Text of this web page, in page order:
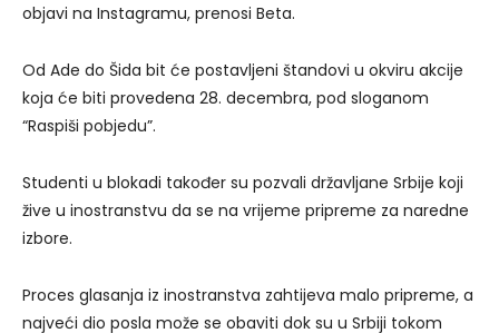
objavi na Instagramu, prenosi Beta.
Od Ade do Šida bit će postavljeni štandovi u okviru akcije
koja će biti provedena 28. decembra, pod sloganom
“Raspiši pobjedu”.
Studenti u blokadi također su pozvali državljane Srbije koji
žive u inostranstvu da se na vrijeme pripreme za naredne
izbore.
Proces glasanja iz inostranstva zahtijeva malo pripreme, a
najveći dio posla može se obaviti dok su u Srbiji tokom